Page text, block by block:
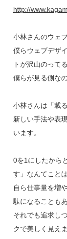
http://
小林さんのウェ
僕らウェブデザ
トが沢山のって
僕らが見る側な
小林さんは「載
新しい手法や表
います。
0を1にしたから
す」なんてこと
自ら仕事量を増
駄になることも
それでも追求し
クで美しく見えま